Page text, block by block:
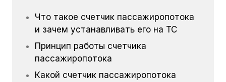
Что такое счетчик пассажиропотока
и зачем устанавливать его на ТС
Принцип работы счетчика
пассажиропотока
Какой счетчик пассажиропотока